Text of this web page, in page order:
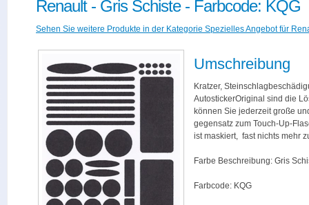
Renault - Gris Schiste - Farbcode: KQG
Sehen Sie weitere Produkte in der Kategorie Spezielles Angebot für
Umschreibung
Kratzer,
AutostickerOriginal sind die
können Sie jederzeit große
gegensatz zum Touch-Up-
ist maskiert, fast nichts mehr
Farbe Beschreibung: Gris
Farbcode: KQG